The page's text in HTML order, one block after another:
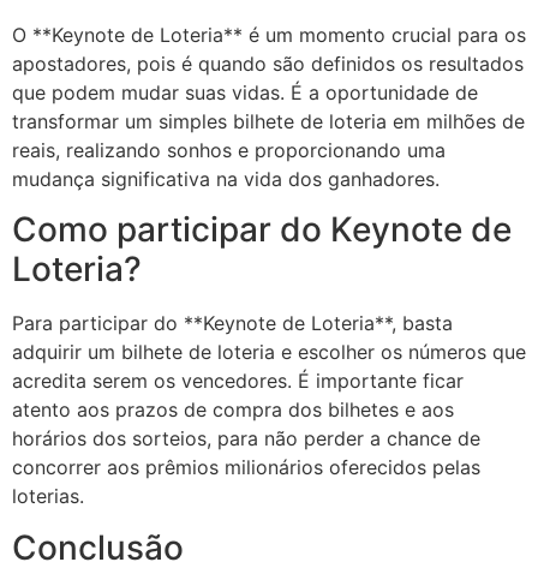
O **Keynote de Loteria** é um momento crucial para os
apostadores, pois é quando são definidos os resultados
que podem mudar suas vidas. É a oportunidade de
transformar um simples bilhete de loteria em milhões de
reais, realizando sonhos e proporcionando uma
mudança significativa na vida dos ganhadores.
Como participar do Keynote de
Loteria?
Para participar do **Keynote de Loteria**, basta
adquirir um bilhete de loteria e escolher os números que
acredita serem os vencedores. É importante ficar
atento aos prazos de compra dos bilhetes e aos
horários dos sorteios, para não perder a chance de
concorrer aos prêmios milionários oferecidos pelas
loterias.
Conclusão